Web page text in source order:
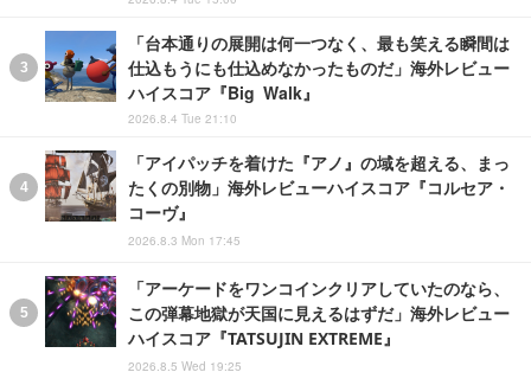
「台本通りの展開は何一つなく、最も笑える瞬間は
仕込もうにも仕込めなかったものだ」海外レビュー
ハイスコア『Big Walk』
2026.8.4 Tue 21:10
「アイパッチを着けた『アノ』の域を超える、まっ
たくの別物」海外レビューハイスコア『コルセア・
コーヴ』
2026.8.3 Mon 17:45
「アーケードをワンコインクリアしていたのなら、
この弾幕地獄が天国に見えるはずだ」海外レビュー
ハイスコア『TATSUJIN EXTREME』
2026.8.5 Wed 19:25